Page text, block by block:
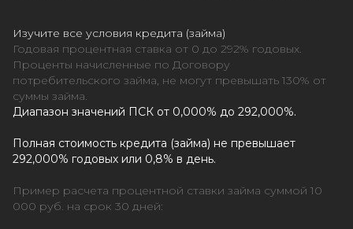
Изучите все условия кредита (займа)
Годовая процентная ставка от 0 до 292% годовых.
Проценты начисленные по Договору
потребительского займа, не могут превышать 130% от
суммы займа.
Диапазон значений ПСК от 0,000% до 292,000%.
Полная стоимость кредита (займа) не превышает
292,000% годовых или 0,8% в день.
Пример расчета процентной ставки займа суммой 10
000 руб. на срок 30 дней: